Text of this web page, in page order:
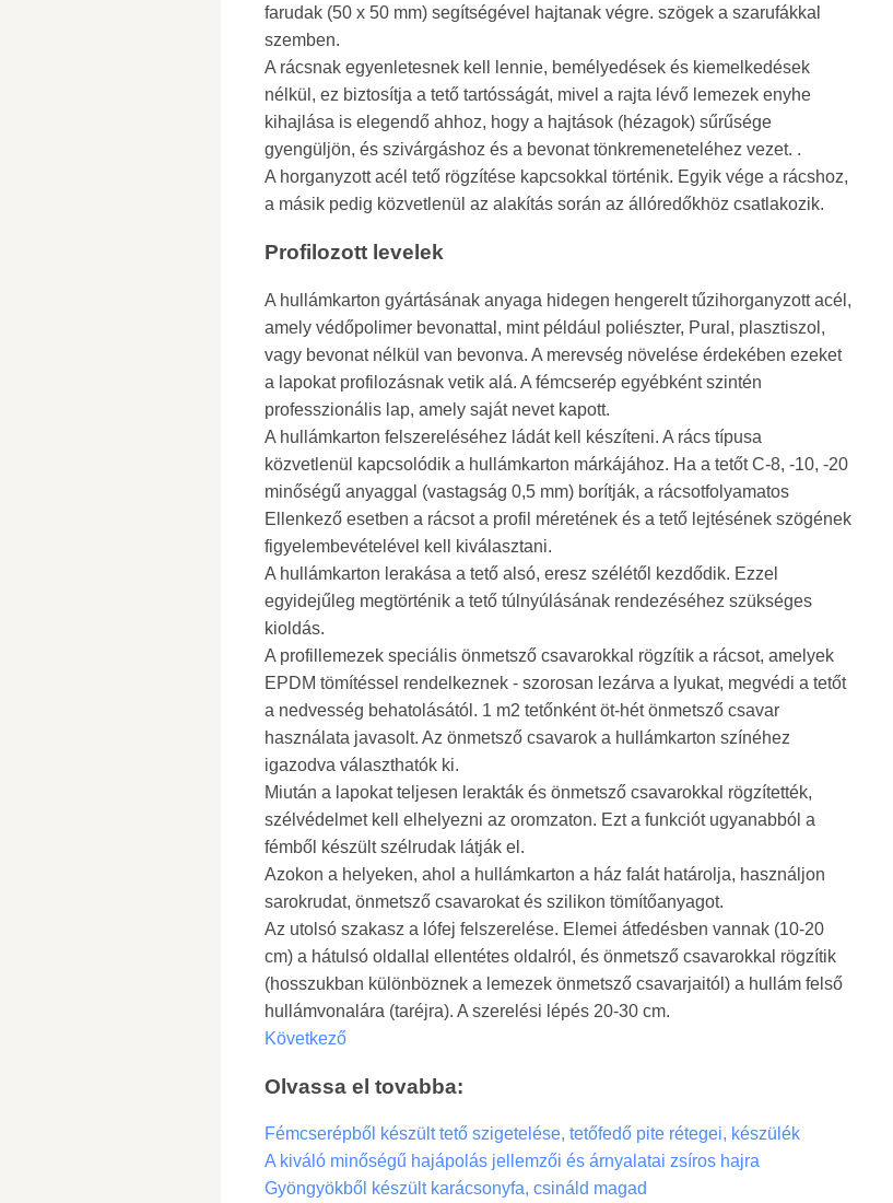
farudak (50 x 50 mm) segítségével hajtanak végre. szögek a szarufákkal
szemben.
A rácsnak egyenletesnek kell lennie, bemélyedések és kiemelkedések
nélkül, ez biztosítja a tető tartósságát, mivel a rajta lévő lemezek enyhe
kihajlása is elegendő ahhoz, hogy a hajtások (hézagok) sűrűsége
gyengüljön, és szivárgáshoz és a bevonat tönkremeneteléhez vezet. .
A horganyzott acél tető rögzítése kapcsokkal történik. Egyik vége a rácshoz,
a másik pedig közvetlenül az alakítás során az állóredőkhöz csatlakozik.
Profilozott levelek
A hullámkarton gyártásának anyaga hidegen hengerelt tűzihorganyzott acél,
amely védőpolimer bevonattal, mint például poliészter, Pural, plasztiszol,
vagy bevonat nélkül van bevonva. A merevség növelése érdekében ezeket
a lapokat profilozásnak vetik alá. A fémcserép egyébként szintén
professzionális lap, amely saját nevet kapott.
A hullámkarton felszereléséhez ládát kell készíteni. A rács típusa
közvetlenül kapcsolódik a hullámkarton márkájához. Ha a tetőt C-8, -10, -20
minőségű anyaggal (vastagság 0,5 mm) borítják, a rácsotfolyamatos
Ellenkező esetben a rácsot a profil méretének és a tető lejtésének szögének
figyelembevételével kell kiválasztani.
A hullámkarton lerakása a tető alsó, eresz szélétől kezdődik. Ezzel
egyidejűleg megtörténik a tető túlnyúlásának rendezéséhez szükséges
kioldás.
A profillemezek speciális önmetsző csavarokkal rögzítik a rácsot, amelyek
EPDM tömítéssel rendelkeznek - szorosan lezárva a lyukat, megvédi a tetőt
a nedvesség behatolásától. 1 m2 tetőnként öt-hét önmetsző csavar
használata javasolt. Az önmetsző csavarok a hullámkarton színéhez
igazodva választhatók ki.
Miután a lapokat teljesen lerakták és önmetsző csavarokkal rögzítették,
szélvédelmet kell elhelyezni az oromzaton. Ezt a funkciót ugyanabból a
fémből készült szélrudak látják el.
Azokon a helyeken, ahol a hullámkarton a ház falát határolja, használjon
sarokrudat, önmetsző csavarokat és szilikon tömítőanyagot.
Az utolsó szakasz a lófej felszerelése. Elemei átfedésben vannak (10-20
cm) a hátulsó oldallal ellentétes oldalról, és önmetsző csavarokkal rögzítik
(hosszukban különböznek a lemezek önmetsző csavarjaitól) a hullám felső
hullámvonalára (taréjra). A szerelési lépés 20-30 cm.
Következő
Olvassa el tovabba:
Fémcserépből készült tető szigetelése, tetőfedő pite rétegei, készülék
A kiváló minőségű hajápolás jellemzői és árnyalatai zsíros hajra
Gyöngyökből készült karácsonyfa, csináld magad